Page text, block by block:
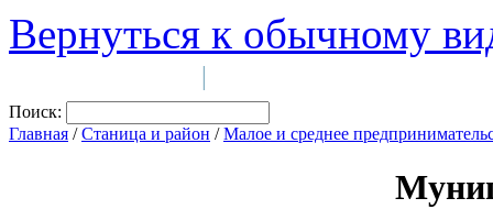
Вернуться к обычному
|
Поиск:
Главная /Станица и район /Малое и среднее